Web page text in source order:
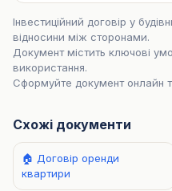
Інвестиційний договір у
відносини між сторонами.
Документ містить ключові
використання.
Сформуйте документ онлайн
Схожі документи
🏠 Договір оренди
квартири